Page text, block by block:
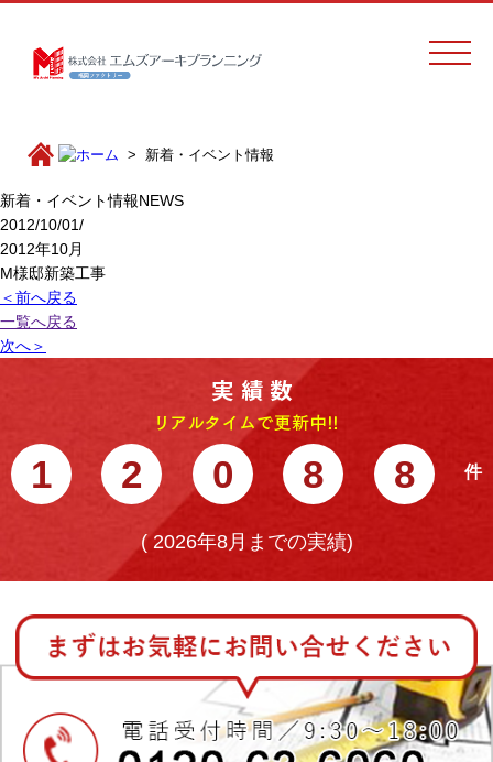
新着・イベント情報
新着・イベント情報NEWS
2012/10/01/
2012年10月
M様邸新築工事
＜前へ戻る
一覧へ戻る
次へ＞
1 2 0 8 8
(2026年8月までの実績)